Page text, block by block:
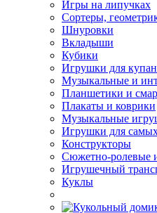
Игры на липучках
Сортеры,
Шнуровки
Вкладыши
Кубики
Игрушки для
Музыкальные и
Планшетики и
Плакаты и коврики
Музыкальные
Игрушки для
Конструкторы
Сюжетно-ролевые
Игрушечный
Куклы